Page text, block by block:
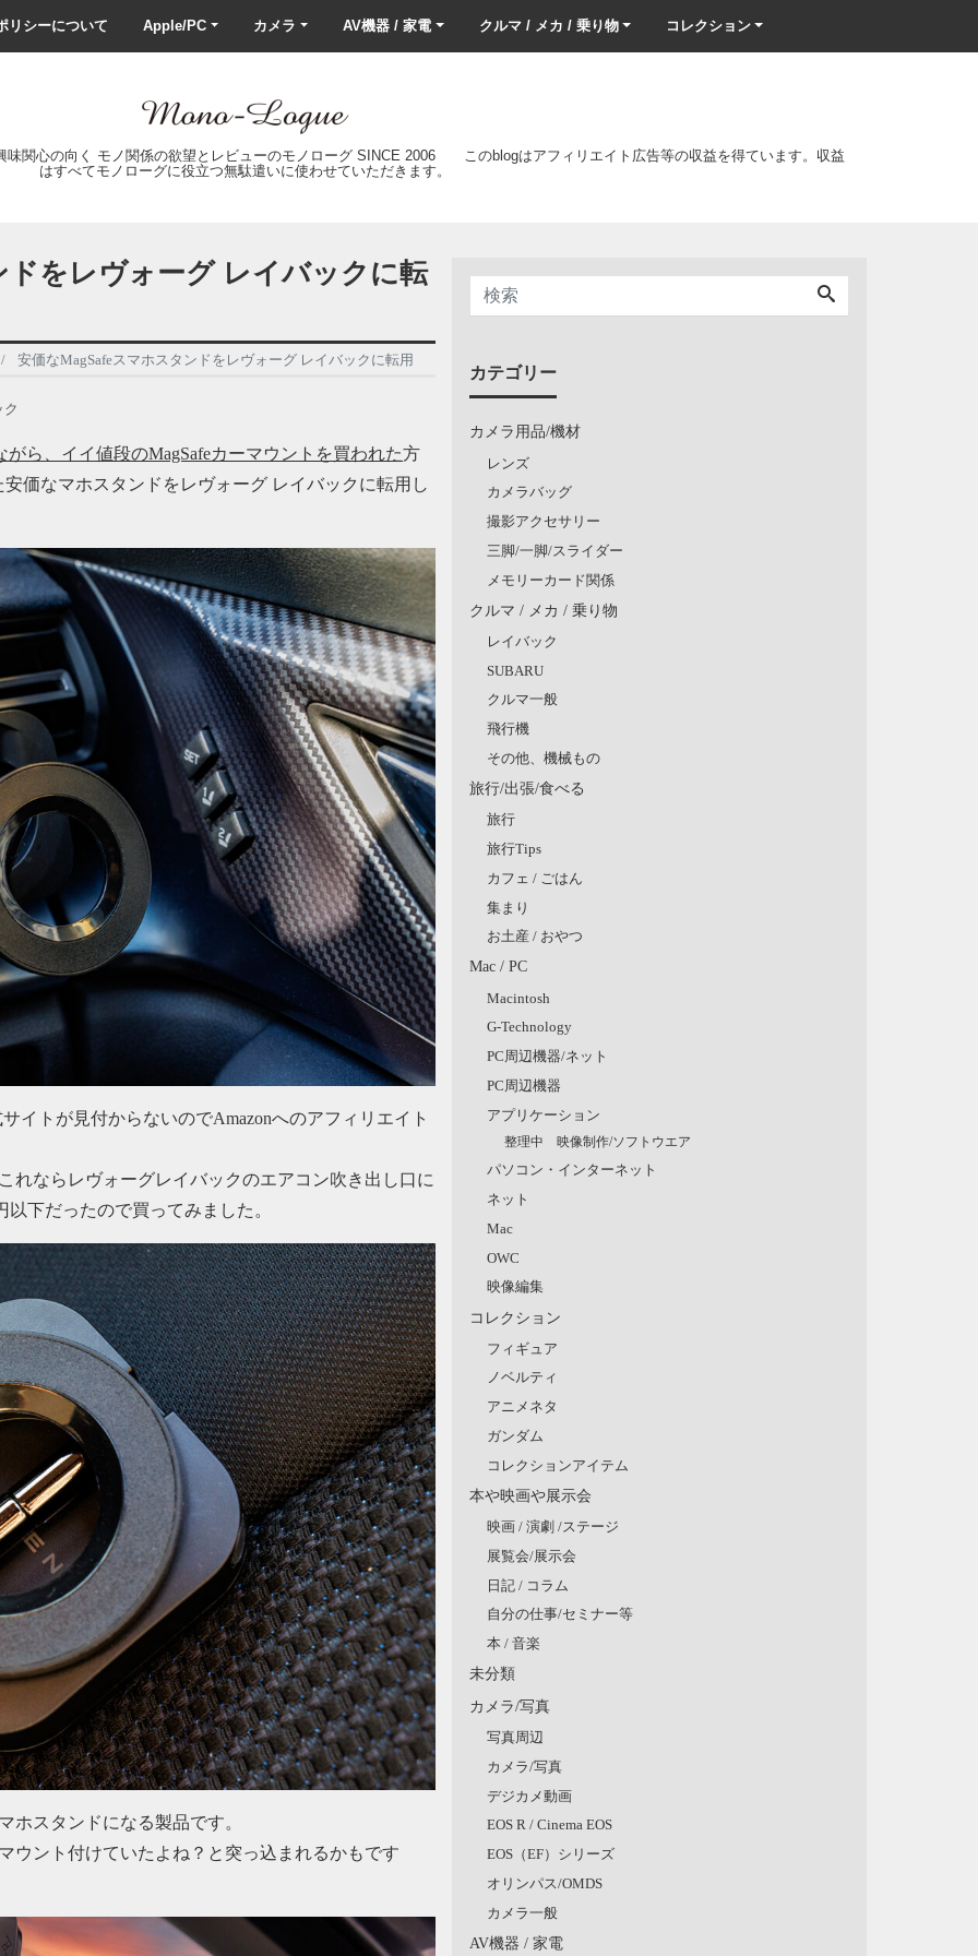
リシーについて Apple/PC カメラ AV機器 / 家電 クルマ / メカ / 乗り物 コレクション
味関心の向く モノ関係の欲望とレビューのモノローグ SINCE 2006 このblogはアフィリエイト広告等の収益を得ています。収益
はすべてモノローグに役立つ無駄遣いに使わせていただきます。
ドをレヴォーグ レイバックに転
安価なMagSafeスマホスタンドをレヴォーグ レイバックに転用
ら、イイ値段のMagSafeカーマウントを買われた方
価なマホスタンドをレヴォーグ レイバックに転用し
イトが見付からないのでAmazonへのアフィリエイト
れならレヴォーグレイバックのエアコン吹き出し口に
下だったので買ってみました。
ホスタンドになる製品です。
ウント付けていたよね？と突っ込まれるかもです
カテゴリー
カメラ用品/機材
レンズ
カメラバッグ
撮影アクセサリー
三脚/一脚/スライダー
メモリーカード関係
クルマ / メカ / 乗り物
レイバック
SUBARU
クルマ一般
飛行機
その他、機械もの
旅行/出張/食べる
旅行
旅行Tips
カフェ / ごはん
集まり
お土産 / おやつ
Mac / PC
Macintosh
G-Technology
PC周辺機器/ネット
PC周辺機器
アプリケーション
整理中 映像制作/ソフトウエア
パソコン・インターネット
ネット
Mac
OWC
映像編集
コレクション
フィギュア
ノベルティ
アニメネタ
ガンダム
コレクションアイテム
本や映画や展示会
映画 / 演劇 /ステージ
展覧会/展示会
日記 / コラム
自分の仕事/セミナー等
本 / 音楽
未分類
カメラ/写真
写真周辺
カメラ/写真
デジカメ動画
EOS R / Cinema EOS
EOS（EF）シリーズ
オリンパス/OMDS
カメラ一般
AV機器 / 家電